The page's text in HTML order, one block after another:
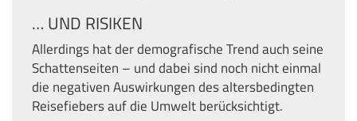
… UND RISIKEN
Allerdings hat der demografische Trend auch seine
Schattenseiten – und dabei sind noch nicht einmal
die negativen Auswirkungen des altersbedingten
Reisefiebers auf die Umwelt berücksichtigt.